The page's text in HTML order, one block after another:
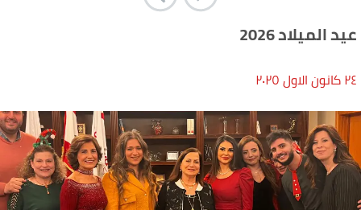
عيد الميلاد 2026
۲٤ كانون الاول ۲۰۲٥